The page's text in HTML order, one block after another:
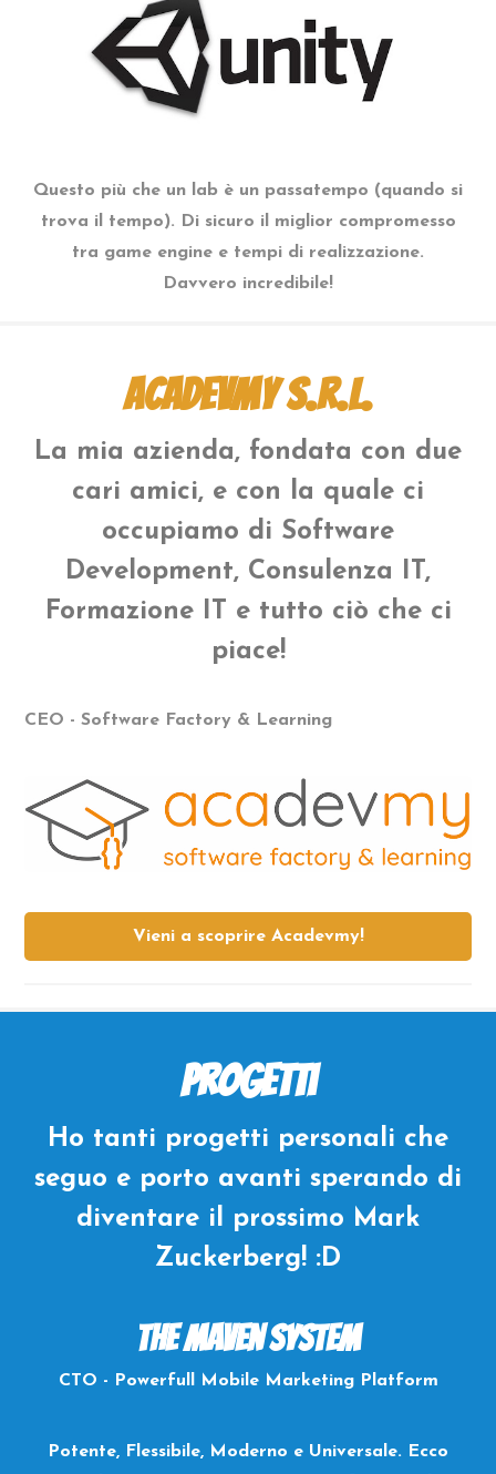
Questo più che un lab è un passatempo (quando si
trova il tempo). Di sicuro il miglior compromesso
tra game engine e tempi di realizzazione.
Davvero incredibile!
Acadevmy s.r.l.
La mia azienda, fondata con due
cari amici, e con la quale ci
occupiamo di Software
Development, Consulenza IT,
Formazione IT e tutto ciò che ci
piace!
CEO - Software Factory & Learning
Vieni a scoprire Acadevmy!
Progetti
Ho tanti progetti personali che
seguo e porto avanti sperando di
diventare il prossimo Mark
Zuckerberg! :D
The Maven System
CTO - Powerfull Mobile Marketing Platform
Potente, Flessibile, Moderno e Universale. Ecco